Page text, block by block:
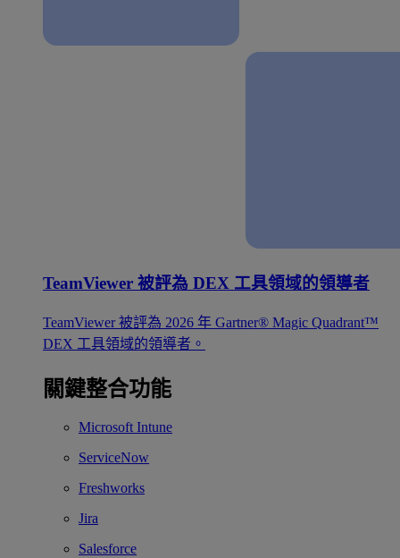
TeamViewer 被評為 DEX 工具領域的領導者
TeamViewer 被評為 2026 年 Gartner® Magic Quadrant™
DEX 工具領域的領導者。
關鍵整合功能
Microsoft Intune
ServiceNow
Freshworks
Jira
Salesforce